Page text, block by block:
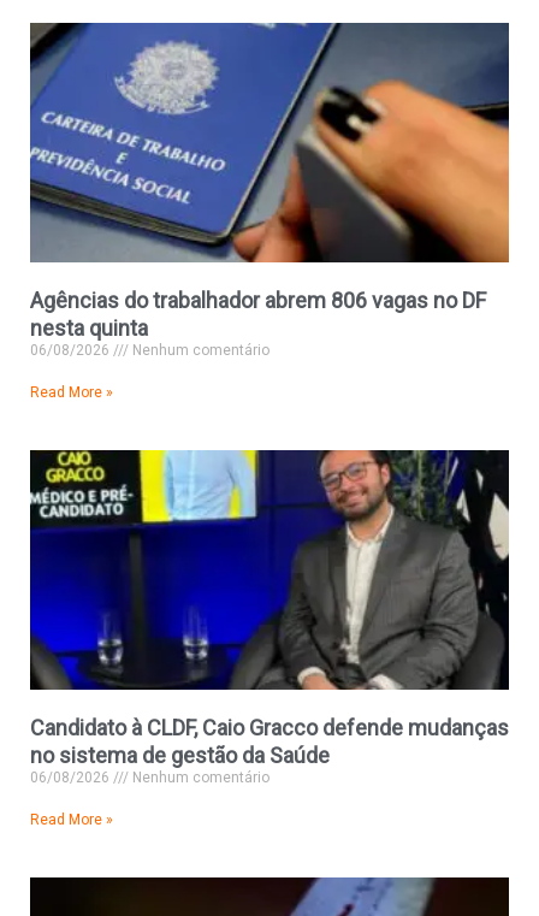
Agências do trabalhador abrem 806 vagas no DF
nesta quinta
06/08/2026 Nenhum comentário
Read More »
Candidato à CLDF, Caio Gracco defende mudanças
no sistema de gestão da Saúde
06/08/2026 Nenhum comentário
Read More »